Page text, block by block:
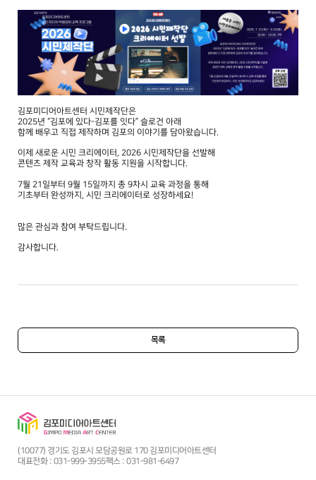
김포미디어아트센터 시민제작단은
2025년 “김포에 있다-김포를 잇다” 슬로건 아래
함께 배우고 직접 제작하며 김포의 이야기를 담아왔습니다.
이제 새로운 시민 크리에이터, 2026 시민제작단을 선발해
콘텐츠 제작 교육과 창작 활동 지원을 시작합니다.
7월 21일부터 9월 15일까지 총 9차시 교육 과정을 통해
기초부터 완성까지, 시민 크리에이터로 성장하세요!
많은 관심과 참여 부탁드립니다.
감사합니다.
목록
(10077) 경기도 김포시 모담공원로 170 김포미디어아트센터
대표전화 : 031-999-3955팩스 : 031-981-6497